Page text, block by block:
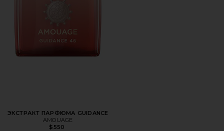
ЭКСТРАКТ ПАРФЮМА GUIDANCE
AMOUAGE
$550